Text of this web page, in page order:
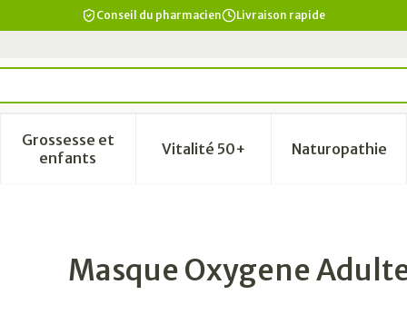
Conseil du pharmacien Livraison rapide
Beauté, soins et hygiène
sous-menu pour la catégorie Régime, alimentation &
Grossesse et
enfantsAfficher le sous-menu pour la catégorie
Vitalité 50+Afficher le sous-menu pour
Naturopathie
Afficher
Masque Oxygene